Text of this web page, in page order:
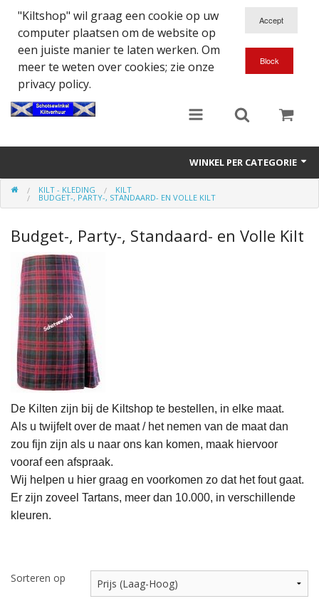
"Kiltshop" wil graag een cookie op uw
computer plaatsen om de website op
een juiste manier te laten werken. Om
meer te weten over cookies; zie onze
privacy policy.
WINKEL PER CATEGORIE
Accessoires
Eten en Drinken
Kilt - Kleding
Highland Titles
Verhuur
AFGEPRIJST - UITVERKOOP
KILT - KLEDING KILT
BUDGET-, PARTY-, STANDAARD- EN VOLLE KILT
Budget-, Party-, Standaard- en Volle Kilt
De Kilten zijn bij de Kiltshop te bestellen, in elke maat.
Als u twijfelt over de maat / het nemen van de maat dan
zou fijn zijn als u naar ons kan komen, maak hiervoor
vooraf een afspraak.
Wij helpen u hier graag en voorkomen zo dat het fout gaat.
Er zijn zoveel Tartans, meer dan 10.000, in verschillende
kleuren.
Sorteren op